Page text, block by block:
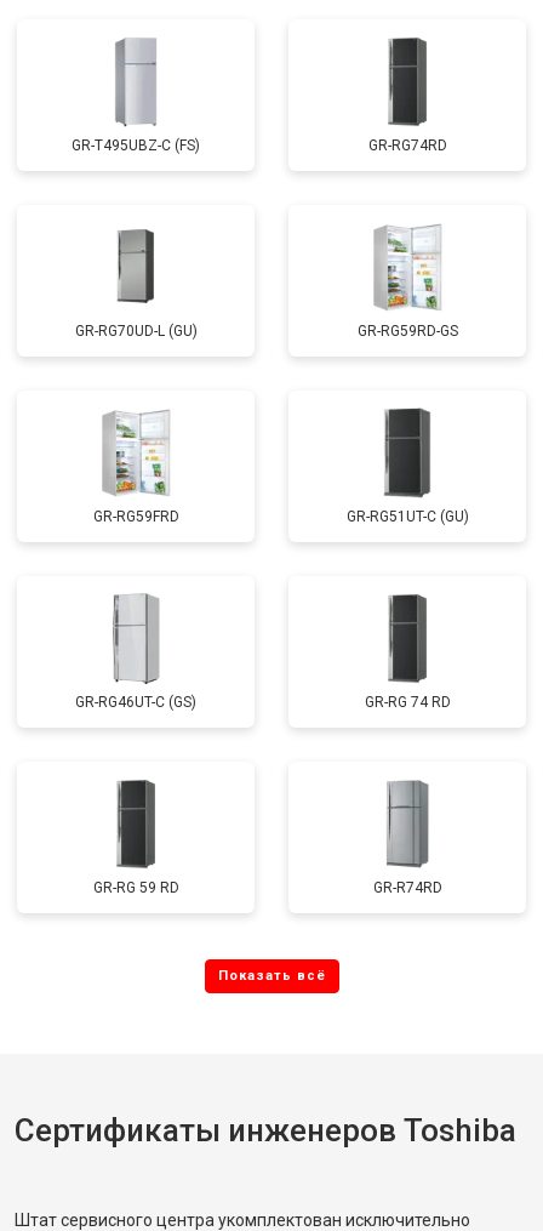
GR-T495UBZ-C (FS) GR-RG74RD
GR-RG70UD-L (GU) GR-RG59RD-GS
GR-RG59FRD GR-RG51UT-C (GU)
GR-RG46UT-C (GS) GR-RG 74 RD
GR-RG 59 RD GR-R74RD
Сертификаты инженеров Toshiba
Штат сервисного центра укомплектован исключительно